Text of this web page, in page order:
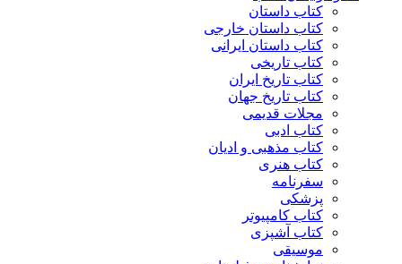
کتاب داستان
کتاب داستان خارجی
کتاب داستان ایرانی
کتاب تاریخی
کتاب تاریخ ایران
کتاب تاریخ جهان
مجلات قدیمی
کتاب ادبی
کتاب مذهبی و ادیان
کتاب هنری
سفرنامه
پزشکی
کتاب کامپیوتر
کتاب آشپزی
موسیقی